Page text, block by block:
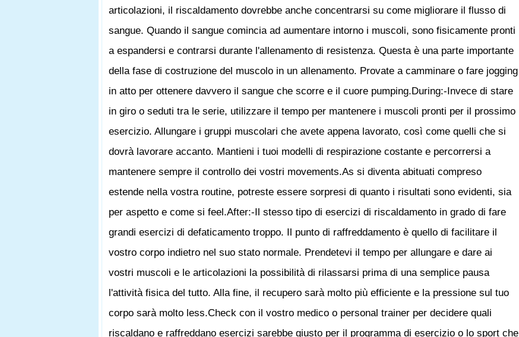
articolazioni, il riscaldamento dovrebbe anche concentrarsi su come migliorare il flusso di
sangue. Quando il sangue comincia ad aumentare intorno i muscoli, sono fisicamente pronti
a espandersi e contrarsi durante l'allenamento di resistenza. Questa è una parte importante
della fase di costruzione del muscolo in un allenamento. Provate a camminare o fare jogging
in atto per ottenere davvero il sangue che scorre e il cuore pumping.During:-Invece di stare
in giro o seduti tra le serie, utilizzare il tempo per mantenere i muscoli pronti per il prossimo
esercizio. Allungare i gruppi muscolari che avete appena lavorato, così come quelli che si
dovrà lavorare accanto. Mantieni i tuoi modelli di respirazione costante e percorrersi a
mantenere sempre il controllo dei vostri movements.As si diventa abituati compreso
estende nella vostra routine, potreste essere sorpresi di quanto i risultati sono evidenti, sia
per aspetto e come si feel.After:-Il stesso tipo di esercizi di riscaldamento in grado di fare
grandi esercizi di defaticamento troppo. Il punto di raffreddamento è quello di facilitare il
vostro corpo indietro nel suo stato normale. Prendetevi il tempo per allungare e dare ai
vostri muscoli e le articolazioni la possibilità di rilassarsi prima di una semplice pausa
l'attività fisica del tutto. Alla fine, il recupero sarà molto più efficiente e la pressione sul tuo
corpo sarà molto less.Check con il vostro medico o personal trainer per decidere quali
riscaldano e raffreddano esercizi sarebbe giusto per il programma di esercizio o lo sport che